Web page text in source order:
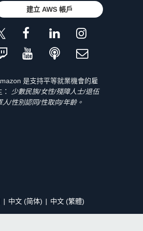
建立 AWS 帳戶
是支持平等就業機會的雇
：
少數民族/女性/殘障人士/退伍
人/性別認同/性取向/年齡。
中文 (简体) 中文 (繁體)